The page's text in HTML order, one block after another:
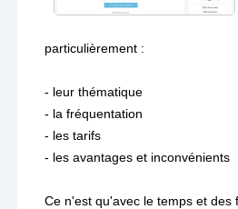
particulièrement :
- leur thématique
- la fréquentation
- les tarifs
- les avantages et inconvénients
Ce n'est qu'avec le temps et des